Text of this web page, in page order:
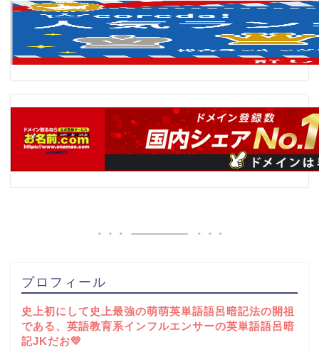
プロフィール
史上初にして史上最強の萌萌英単語語呂暗記法の開祖
である、英語教育系インフルエンサーの英単語語呂暗
記JKだお💛